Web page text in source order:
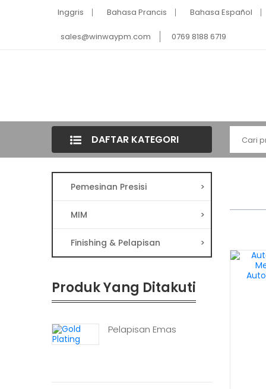
Inggris Bahasa Prancis Bahasa Español
sales@winwaypm.com 0769 8188 6719
DAFTAR KATEGORI
Pemesinan Presisi >
MIM >
Finishing & Pelapisan >
Produk Yang Ditakuti
Pelapisan Emas